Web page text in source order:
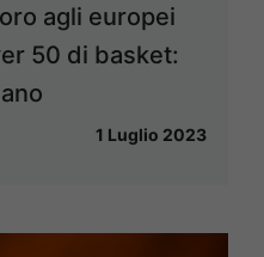
agli europei
50 di basket:
1 Luglio 2023